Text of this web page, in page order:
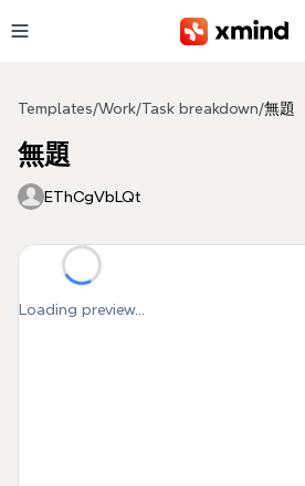
Templates/Work/Task breakdown/無題
無題
EThCgVbLQt
Loading preview...